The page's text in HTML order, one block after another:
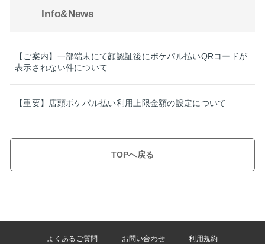
Info&News
【ご案内】一部端末にて顔認証後にポケパル払いQRコードが
表示されない件について
【重要】店頭ポケパル払い利用上限金額の設定について
TOPへ戻る
よくあるご質問 お問い合わせ 利用規約